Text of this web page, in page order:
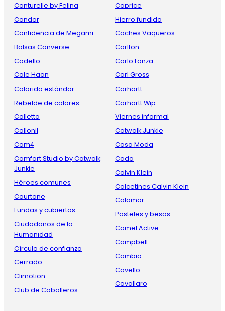
Conturelle by Felina
Condor
Confidencia de Megami
Bolsas Converse
Codello
Cole Haan
Colorido estándar
Rebelde de colores
Colletta
Collonil
Com4
Comfort Studio by Catwalk
Junkie
Héroes comunes
Courtone
Fundas y cubiertas
Ciudadanos de la
Humanidad
Círculo de confianza
Cerrado
Climotion
Club de Caballeros
Caprice
Hierro fundido
Coches Vaqueros
Carlton
Carlo Lanza
Carl Gross
Carhartt
Carhartt Wip
Viernes informal
Catwalk Junkie
Casa Moda
Cada
Calvin Klein
Calcetines Calvin Klein
Calamar
Pasteles y besos
Camel Active
Campbell
Cambio
Cavello
Cavallaro